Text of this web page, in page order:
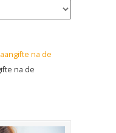
na de
na de